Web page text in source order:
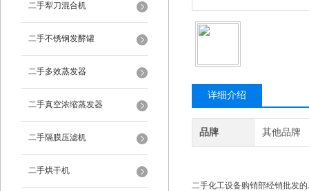
二手犁刀混合机
二手不锈钢发酵罐
二手多效蒸发器
二手真空浓缩蒸发器
二手隔膜压滤机
二手烘干机
详细介绍
品牌 其他品牌
二手化工设备购销部经销批发